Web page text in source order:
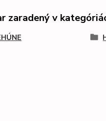
zaradený v